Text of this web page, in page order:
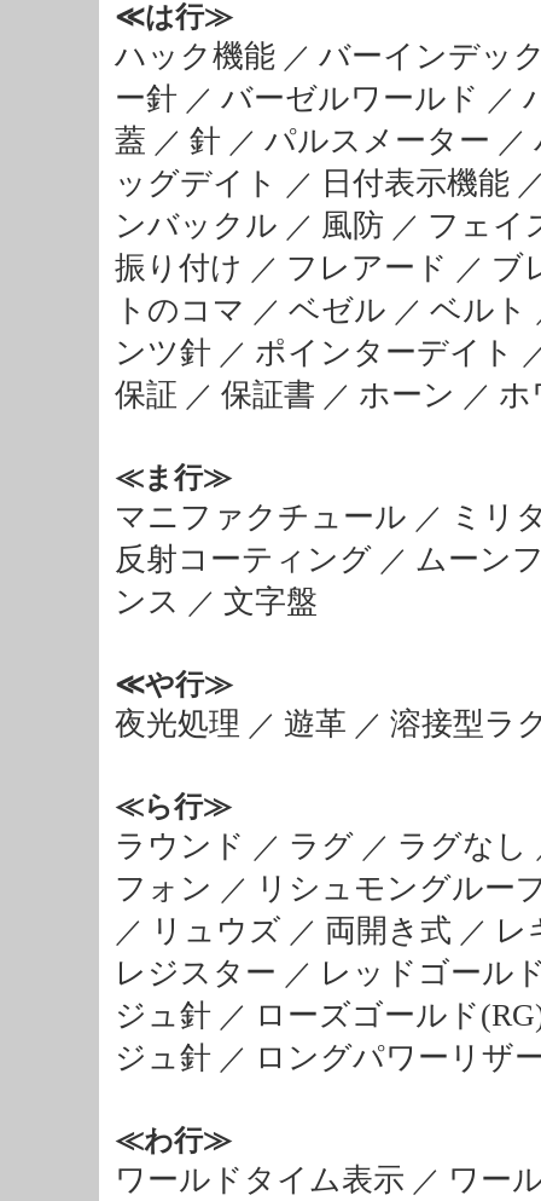
≪は行≫
ハック機能 ／ バーインデッ
ー針 ／ バーゼルワールド ／
蓋 ／ 針 ／ パルスメーター ／
ッグデイト
／ 日付表示機能
ンバックル ／ 風防 ／ フェイ
振り付け ／ フレアード ／ ブ
トのコマ ／ ベゼル ／ ベルト
ンツ針 ／ ポインターデイト
保証 ／ 保証書 ／ ホーン ／ ホ
≪ま行≫
マニファクチュール ／ ミリ
反射コーティング ／ ムーン
ンス ／ 文字盤
≪や行≫
夜光処理 ／ 遊革 ／ 溶接型ラ
≪ら行≫
ラウンド ／ ラグ ／ ラグなし
フォン ／ リシュモングルー
／ リュウズ ／ 両開き式 ／ レ
レジスター ／ レッドゴール
ジュ針 ／ ローズゴールド
ジュ針 ／ ロングパワーリザ
≪わ行≫
ワールドタイム表示 ／ ワー